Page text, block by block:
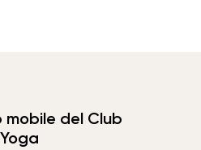
mobile del Club
Yoga